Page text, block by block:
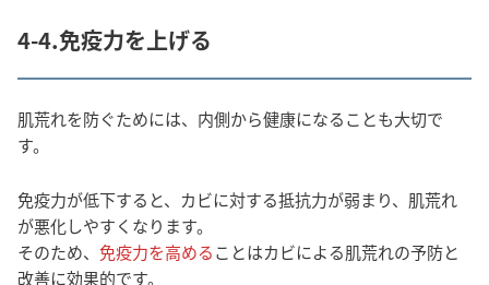
4-4.免疫力を上げる
肌荒れを防ぐためには、内側から健康になることも大切で
す。
免疫力が低下すると、カビに対する抵抗力が弱まり、肌荒れ
が悪化しやすくなります。
そのため、 免疫力を高めることはカビによる肌荒れの予防と
改善に効果的です。